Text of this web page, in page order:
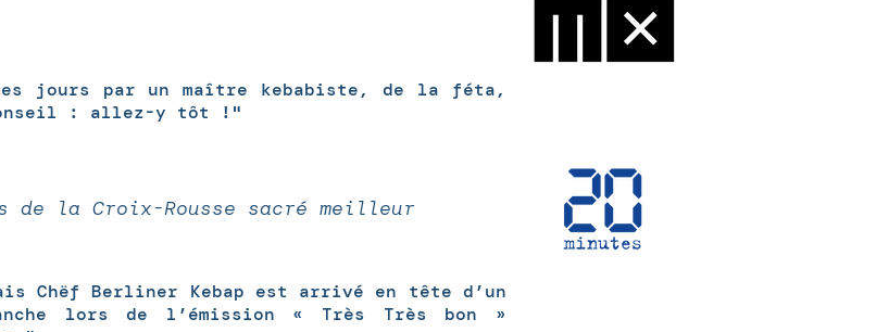
les jours par un maître kebabiste, de la féta,
: allez-y tôt !"
de la Croix-Rousse sacré meilleur
Chëf Berliner Kebap est arrivé en tête d’un
lors de l’émission « Très Très bon »